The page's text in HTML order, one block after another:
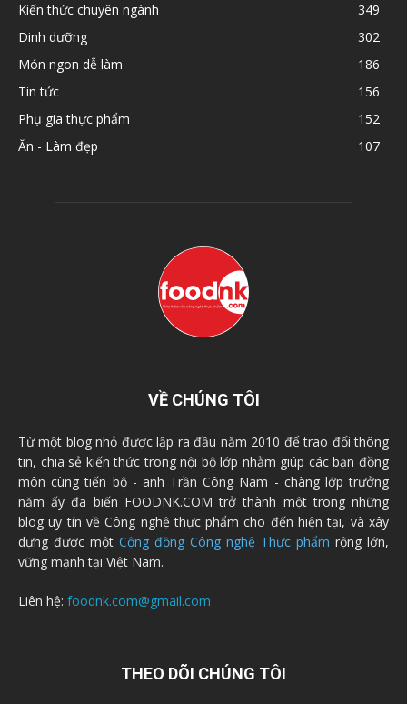
Kiến thức chuyên ngành
349
Dinh dưỡng
302
Món ngon dễ làm
186
Tin tức
156
Phụ gia thực phẩm
152
Ăn - Làm đẹp
107
VỀ CHÚNG TÔI
Từ một blog nhỏ được lập ra đầu năm 2010 để trao đổi thông
tin, chia sẻ kiến thức trong nội bộ lớp nhằm giúp các bạn đồng
môn cùng tiến bộ - anh Trần Công Nam - chàng lớp trưởng
năm ấy đã biến FOODNK.COM trở thành một trong những
blog uy tín về Công nghệ thực phẩm cho đến hiện tại, và xây
dựng được một Cộng đồng Công nghệ Thực phẩm rộng lớn,
vững mạnh tại Việt Nam.
Liên hệ: foodnk.com@gmail.com
THEO DÕI CHÚNG TÔI